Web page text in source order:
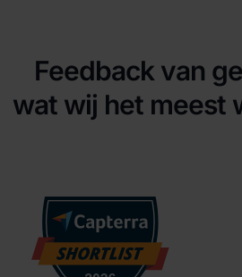
Feedback van
wat wij het meest